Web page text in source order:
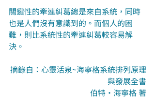
關鍵性的牽連糾葛總是來自系統，同時
也是人們沒有意識到的。而個人的困
難，則比系統性的牽連糾葛較容易解
決。
摘錄自：心靈活泉~海寧格系統排列原理
與發展全書
伯特‧海寧格 著